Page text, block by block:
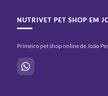
NUTRIVET PET SHOP EM
Primeiro pet shop online de João